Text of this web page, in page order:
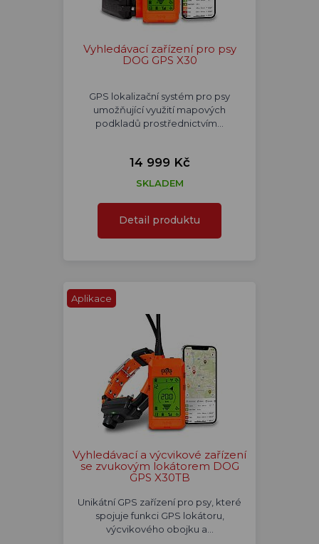
Vyhledávací zařízení pro psy
DOG GPS X30
GPS lokalizační systém pro psy
umožňující využití mapových
podkladů prostřednictvím…
14 999 Kč
SKLADEM
Detail produktu
Aplikace
Vyhledávací a výcvikové zařízení
se zvukovým lokátorem DOG
GPS X30TB
Unikátní GPS zařízení pro psy, které
spojuje funkci GPS lokátoru,
výcvikového obojku a…